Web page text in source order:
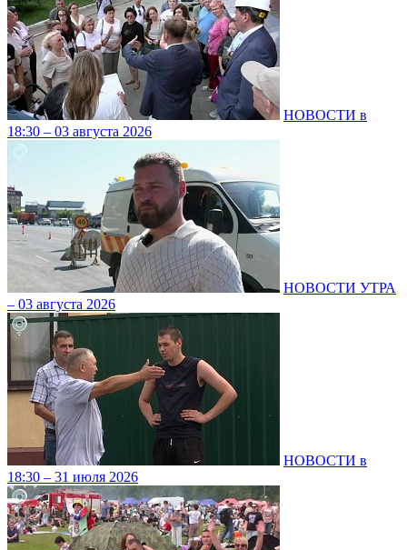
НОВОСТИ в
18:30 – 03 августа 2026
НОВОСТИ УТРА
– 03 августа 2026
НОВОСТИ в
18:30 – 31 июля 2026